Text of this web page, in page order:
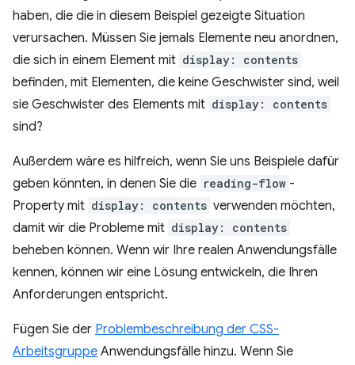
haben, die die in diesem Beispiel gezeigte Situation
verursachen. Müssen Sie jemals Elemente neu anordnen,
die sich in einem Element mit display: contents
befinden, mit Elementen, die keine Geschwister sind, weil
sie Geschwister des Elements mit display: contents
sind?
Außerdem wäre es hilfreich, wenn Sie uns Beispiele dafür
geben könnten, in denen Sie die reading-flow -
Property mit display: contents verwenden möchten,
damit wir die Probleme mit display: contents
beheben können. Wenn wir Ihre realen Anwendungsfälle
kennen, können wir eine Lösung entwickeln, die Ihren
Anforderungen entspricht.
Fügen Sie der Problembeschreibung der CSS-
Arbeitsgruppe Anwendungsfälle hinzu. Wenn Sie